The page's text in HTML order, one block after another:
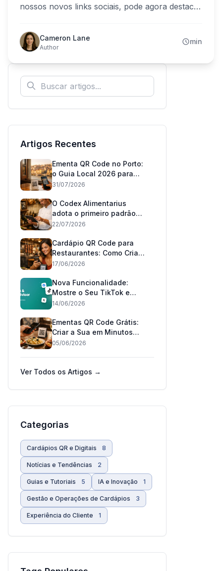
nossos novos links sociais, pode agora destacar
par do Facebook, Instagram, X e Snapchat.
Adicione o seu nome de utilizador uma vez no
Cameron Lane
Author
min
Artigos Recentes
Ementa QR Code no Porto:
o Guia Local 2026 para
Restaurantes
31/07/2026
O Codex Alimentarius
adota o primeiro padrão
mundial 'pode conter': o
restaurantes em Portugal
e no Brasil
22/07/2026
Cardápio QR Code para
Restaurantes: Como Criar
o Seu Grátis em 2026
17/06/2026
Nova Funcionalidade:
Mostre o Seu TikTok e
TripAdvisor no Seu
14/06/2026
Ementas QR Code Grátis:
Criar a Sua em Minutos
(2026)
05/06/2026
Ver Todos os Artigos →
Categorias
Cardápios QR e Digitais 8
Notícias e Tendências 2
Guias e Tutoriais 5 IA e Inovação 1
Gestão e Operações de Cardápios 3
Experiência do Cliente 1